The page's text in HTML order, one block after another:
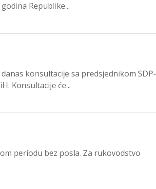
Republike...
konsultacije sa predsjednikom SDP-
Konsultacije će...
periodu bez posla. Za rukovodstvo